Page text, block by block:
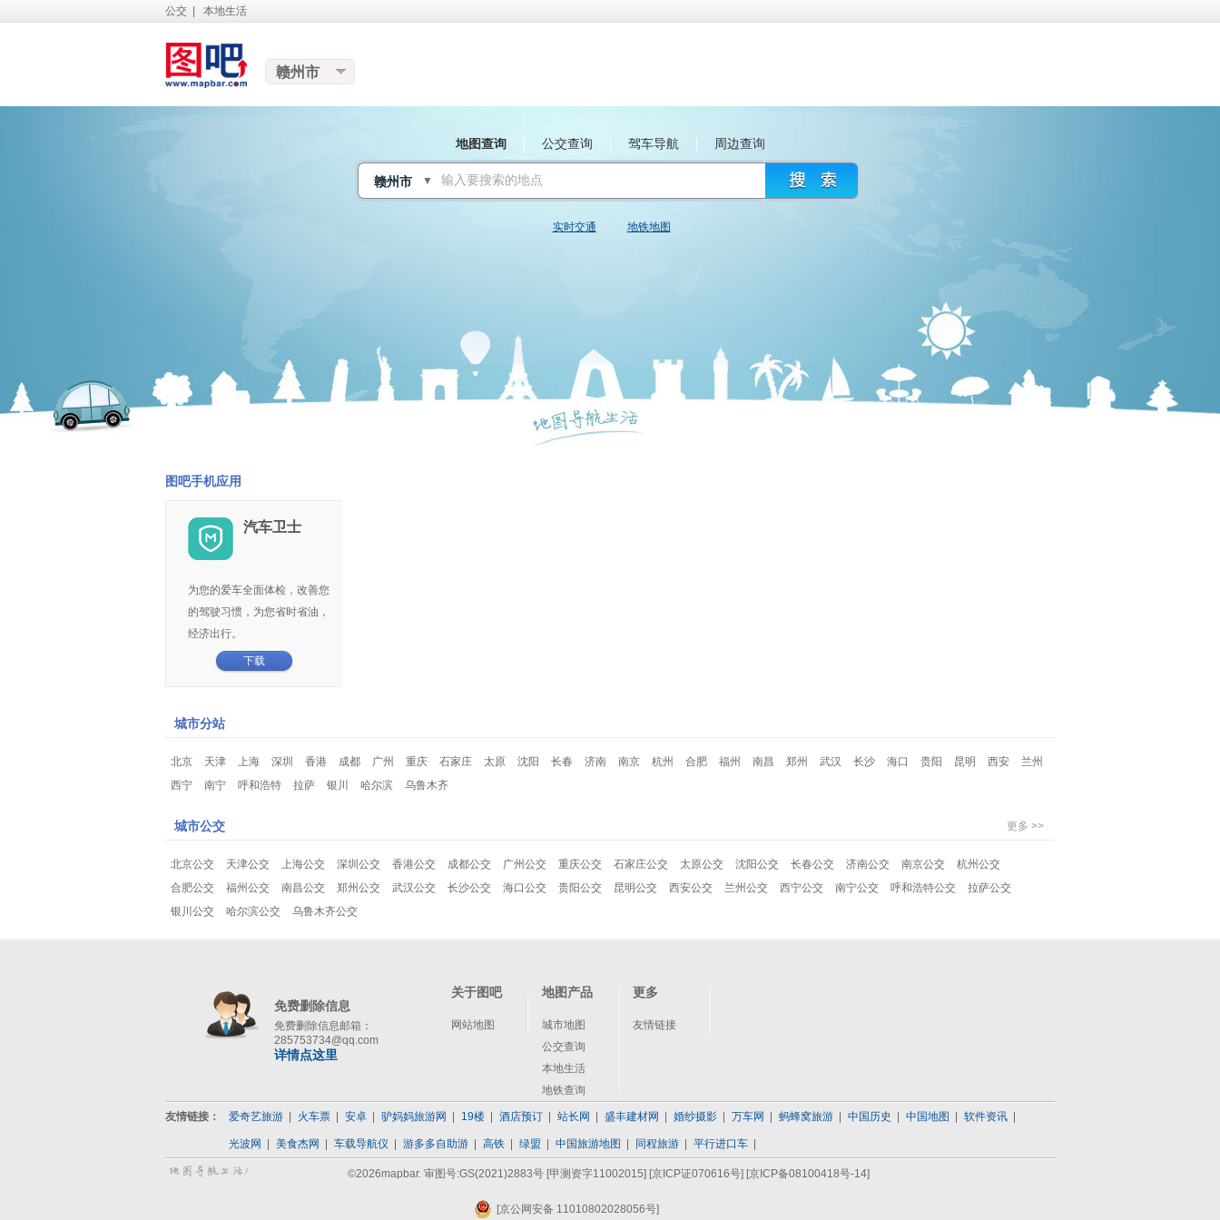
公交 本地生活
地图查询 公交查询 驾车导航 周边查询
▼
实时交通 地铁地图
图吧手机应用
汽车卫士
为您的爱车全面体检，改善您
的驾驶习惯，为您省时省油，
经济出行。
下载
城市分站
北京 天津 上海 深圳 香港 成都 广州 重庆 石家庄 太原 沈阳 长春 济南 南京 杭州 合肥 福州 南昌 郑州 武汉 长沙 海口 贵阳 昆明 西安
兰州
西宁
南宁 呼和浩特 拉萨 银川 哈尔滨 乌鲁木齐
更多 >>
城市公交
北京公交 天津公交 上海公交 深圳公交 香港公交 成都公交 广州公交 重庆公交 石家庄公交 太原公交 沈阳公交 长春公交 济南公交 南京公交
杭州公交
合肥公交
福州公交 南昌公交 郑州公交 武汉公交 长沙公交 海口公交 贵阳公交 昆明公交 西安公交 兰州公交 西宁公交 南宁公交 呼和浩特公交
拉萨公交
银川公交
哈尔滨公交 乌鲁木齐公交
免费删除信息
免费删除信息邮箱：
285753734@qq.com
详情点这里
关于图吧
网站地图
地图产品
城市地图
公交查询
本地生活
地铁查询
更多
友情链接
友情链接： 爱奇艺旅游 火车票 安卓 驴妈妈旅游网 19楼 酒店预订 站长网 盛丰建材网 婚纱摄影 万车网 蚂蜂窝旅游 中国历史 中国地图 软件资讯
光波网 美食杰网 车载导航仪 游多多自助游 高铁 绿盟 中国旅游地图 同程旅游 平行进口车
©2026mapbar. 审图号:GS(2021)2883号 [甲测资字11002015] [京ICP证070616号] [京ICP备08100418号-14]
[京公网安备 11010802028056号]